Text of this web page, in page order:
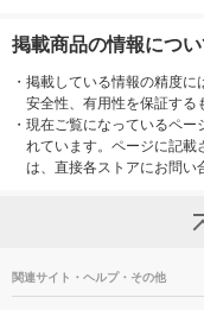
掲載商品の情報につい
・ 掲載している情報の精度に
安全性、有用性を保証する
・ 現在ご覧になっているペー
れています。ページに記載
は、直接各ストアにお問い
関連サイト・ヘルプ・その他